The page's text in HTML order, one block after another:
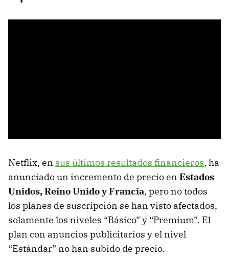
Netflix, en sus últimos resultados financieros, ha
anunciado un incremento de precio en Estados
Unidos, Reino Unido y Francia, pero no todos
los planes de suscripción se han visto afectados,
solamente los niveles “Básico” y “Premium”. El
plan con anuncios publicitarios y el nivel
“Estándar” no han subido de precio.